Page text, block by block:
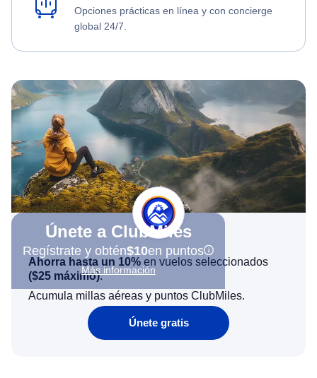
Opciones prácticas en línea y con concierge
global 24/7.
Únete a ClubMiles
Regístrate y obtén$10en puntos
Más información
Ahorra hasta un 10% en vuelos seleccionados
($25 máximo).
Acumula millas aéreas y puntos ClubMiles.
Únete gratis